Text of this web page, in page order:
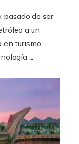
pasado de ser
a un
en turismo,
...